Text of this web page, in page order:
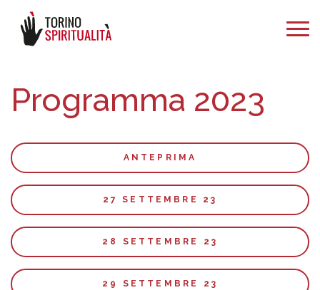
Programma 2023
ANTEPRIMA
27 SETTEMBRE 23
28 SETTEMBRE 23
29 SETTEMBRE 23